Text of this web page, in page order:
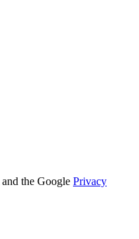
the Google Privacy